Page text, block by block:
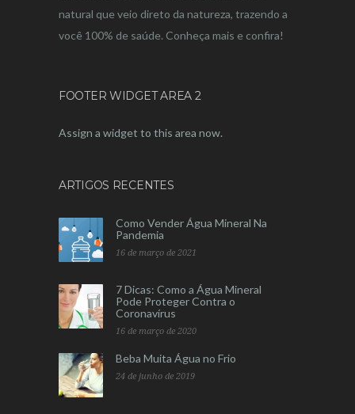
natural que veio direto da natureza, trazendo a
você 100% de saúde. Conheça mais e confira!
FOOTER WIDGET AREA 2
Assign a widget to this area now.
ARTIGOS RECENTES
Como Vender Água Mineral Na
Pandemia
16 de março de 2021
7 Dicas: Como a Água Mineral
Pode Proteger Contra o
Coronavírus
16 de março de 2020
Beba Muita Água no Frio
24 de junho de 2019